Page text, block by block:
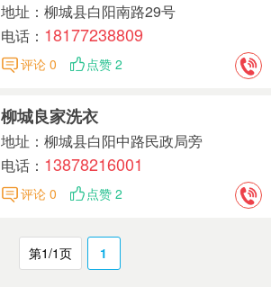
地址：柳城县白阳南路29号
电话： 18177238809
评论 0 点赞 2
柳城良家洗衣
地址：柳城县白阳中路民政局旁
电话： 13878216001
评论 0 点赞 2
第1/1页 1